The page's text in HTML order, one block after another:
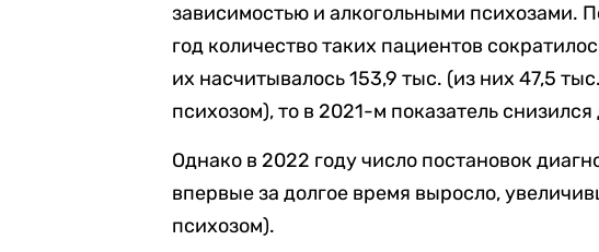
зависимостью и алкогольными психозами.
год количество таких пациентов
их насчитывалось 153,9 тыс. (из них 47,5
психозом), то в 2021-м показатель
Однако в 2022 году число постановок
впервые за долгое время выросло,
психозом).